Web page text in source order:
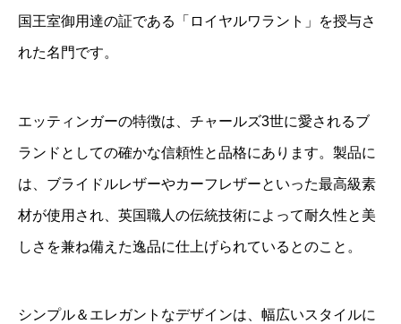
国王室御用達の証である「ロイヤルワラント」を授与さ
れた名門です。
エッティンガーの特徴は、チャールズ3世に愛されるブ
ランドとしての確かな信頼性と品格にあります。製品に
は、ブライドルレザーやカーフレザーといった最高級素
材が使用され、英国職人の伝統技術によって耐久性と美
しさを兼ね備えた逸品に仕上げられているとのこと。
シンプル＆エレガントなデザインは、幅広いスタイルに